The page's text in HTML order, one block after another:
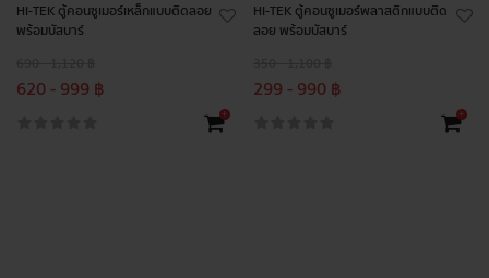
HI-TEK ตู้คอนซูเมอร์เหล็กแบบติดลอย
พร้อมบัสบาร์
620 - 999 ฿
+
HI-TEK ตู้คอนซูเมอร์พลาสติกแบบติด
ลอย พร้อมบัสบาร์
299 - 990 ฿
+